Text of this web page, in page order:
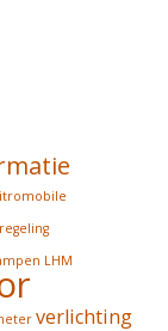
LHM
verlichting